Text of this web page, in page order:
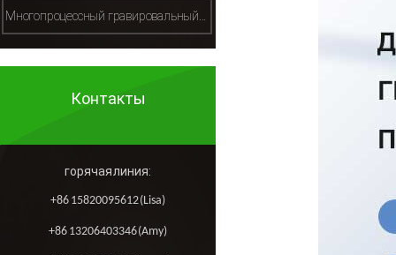
Контакты
горячая линия:
+86 15820095612 (Lisa)
+86 13206403346 (Amy)